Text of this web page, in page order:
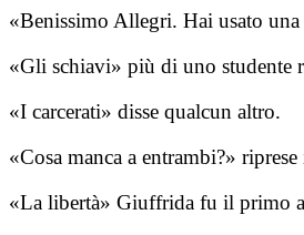
«Benissimo Allegri. Hai usato
«Gli schiavi» più di uno studente
«I carcerati» disse qualcun altro.
«Cosa manca a entrambi?»
«La libertà» Giuffrida fu il primo